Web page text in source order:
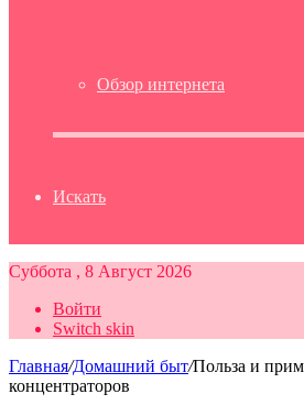
Обзор интернета
Искать
Суббота , 8 Август 2026
Войти
Switch skin
Главная/Домашний быт/Польза и
концентраторов